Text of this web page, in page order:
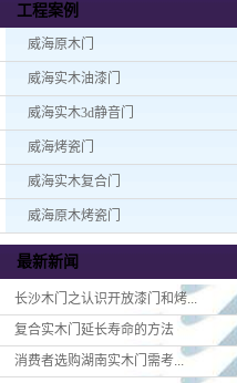
工程案例
威海原木门
威海实木油漆门
威海实木3d静音门
威海烤瓷门
威海实木复合门
威海原木烤瓷门
最新新闻
长沙木门之认识开放漆门和烤...
复合实木门延长寿命的方法
消费者选购湖南实木门​需考...